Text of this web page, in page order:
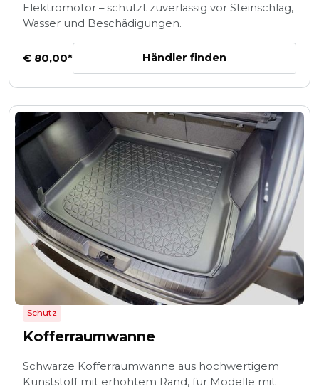
Elektromotor – schützt zuverlässig vor Steinschlag,
Wasser und Beschädigungen.
€ 80,00* Händler finden
Schutz
Kofferraumwanne
Schwarze Kofferraumwanne aus hochwertigem
Kunststoff mit erhöhtem Rand, für Modelle mit